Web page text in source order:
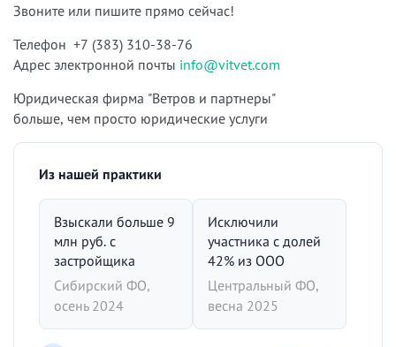
Звоните или пишите прямо сейчас!
Телефон +7 (383) 310-38-76
Адрес электронной почты info@vitvet.com
Юридическая фирма "Ветров и партнеры"
больше, чем просто юридические услуги
Из нашей практики
Взыскали больше 9
млн руб. с
застройщика
Сибирский ФО,
осень 2024
Исключили
участника с долей
42% из ООО
Центральный ФО,
весна 2025